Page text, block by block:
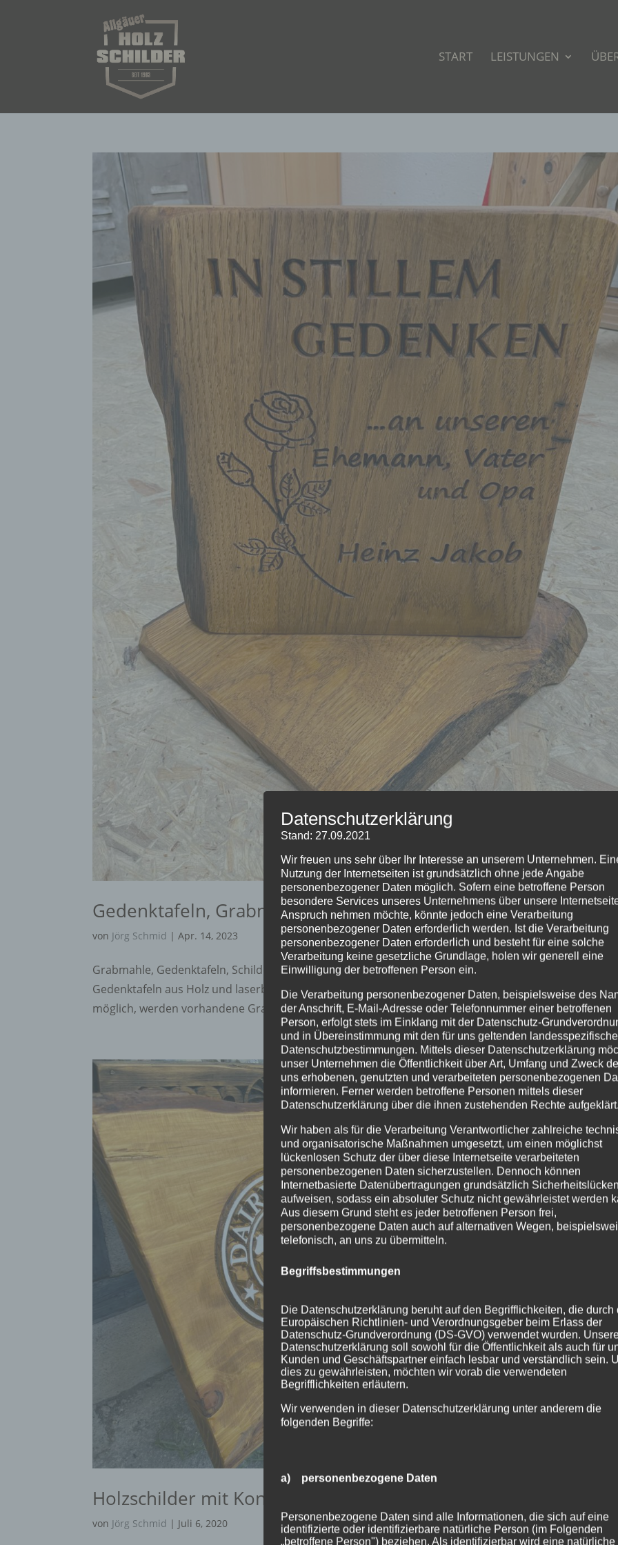
START LEISTUNGEN
Gedenktafeln, Grabmahle, Grabkreuze
von Jörg Schmid |Apr. 14, 2023
Grabmahle, Gedenktafeln, Schilder an Grabkreuzen in verschiedenen Ausführungen Wir fertigen
Gedenktafeln aus Holz und laserbaren Materialien, fertigen Grabkreuze oder überarbeiten diese.
möglich, werden vorhandene Grabmahle erweitert oder restauriert, oder mit...
Holzschilder mit Konturen gefräst, Buchstaben farbig
von Jörg Schmid | Juli 6, 2020
Datenschutzerklärung
Stand: 27.09.2021
Wir freuen uns sehr über Ihr Interesse an unserem Unternehmen.
Nutzung der Internetseiten ist grundsätzlich ohne jede Angabe
personenbezogener Daten möglich. Sofern eine betroffene Person
besondere Services unseres Unternehmens über unsere
Anspruch nehmen möchte, könnte jedoch eine Verarbeitung
personenbezogener Daten erforderlich werden. Ist die Verarbeitung
personenbezogener Daten erforderlich und besteht für eine solche
Verarbeitung keine gesetzliche Grundlage, holen wir generell eine
Einwilligung der betroffenen Person ein.
Die Verarbeitung personenbezogener Daten, beispielsweise des
der Anschrift, E-Mail-Adresse oder Telefonnummer einer betroffenen
Person, erfolgt stets im Einklang mit der Datenschutz-
und in Übereinstimmung mit den für uns geltenden
Datenschutzbestimmungen. Mittels dieser Datenschutzerklärung
unser Unternehmen die Öffentlichkeit über Art, Umfang und Zweck
uns erhobenen, genutzten und verarbeiteten personenbezogenen
informieren. Ferner werden betroffene Personen mittels dieser
Datenschutzerklärung über die ihnen zustehenden Rechte aufgeklärt.
Wir haben als für die Verarbeitung Verantwortlicher zahlreiche
und organisatorische Maßnahmen umgesetzt, um einen möglichst
lückenlosen Schutz der über diese Internetseite verarbeiteten
personenbezogenen Daten sicherzustellen. Dennoch können
Internetbasierte Datenübertragungen grundsätzlich Sicherheitslücken
aufweisen, sodass ein absoluter Schutz nicht gewährleistet werden
Aus diesem Grund steht es jeder betroffenen Person frei,
personenbezogene Daten auch auf alternativen Wegen,
telefonisch, an uns zu übermitteln.
Begriffsbestimmungen
Die Datenschutzerklärung beruht auf den Begrifflichkeiten, die durch
Europäischen Richtlinien- und Verordnungsgeber beim Erlass der
Datenschutz-Grundverordnung (DS-GVO) verwendet wurden.
Datenschutzerklärung soll sowohl für die Öffentlichkeit als auch für
Kunden und Geschäftspartner einfach lesbar und verständlich sein.
dies zu gewährleisten, möchten wir vorab die verwendeten
Begrifflichkeiten erläutern.
Wir verwenden in dieser Datenschutzerklärung unter anderem die
folgenden Begriffe:
a) personenbezogene Daten
Personenbezogene Daten sind alle Informationen, die sich auf eine
identifizierte oder identifizierbare natürliche Person (im Folgenden
„betroffene Person") beziehen. Als identifizierbar wird eine natürliche